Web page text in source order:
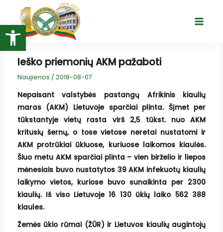
Open toolbar
turinio
Main
Ieško priemonių AKM pažaboti
Naujienos / 2018-08-07
Nepaisant valstybės pastangų Afrikinis kiaulių
maras (AKM) Lietuvoje sparčiai plinta. Šįmet per
tūkstantyje vietų rasta virš 2,5 tūkst. nuo AKM
kritusių šernų, o tose vietose neretai nustatomi ir
AKM protrūkiai ūkiuose, kuriuose laikomos kiaulės.
Šiuo metu AKM sparčiai plinta – vien birželio ir liepos
mėnesiais buvo nustatytos 39 AKM infekuotų kiaulių
laikymo vietos, kuriose buvo sunaikinta per 2300
kiaulių. Iš viso Lietuvoje 16 130 ūkių laiko 562 388
kiaules.
Žemės ūkio rūmai (ŽŪR) ir Lietuvos kiaulių augintojų